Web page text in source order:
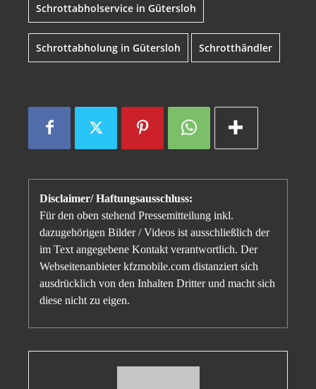
Schrottabholservice in Gütersloh
Schrottabholung in Gütersloh Schrotthändler
Disclaimer/ Haftungsausschluss:
Für den oben stehend Pressemitteilung inkl.
dazugehörigen Bilder / Videos ist ausschließlich der
im Text angegebene Kontakt verantwortlich. Der
Webseitenanbieter kfzmobile.com distanziert sich
ausdrücklich von den Inhalten Dritter und macht sich
diese nicht zu eigen.